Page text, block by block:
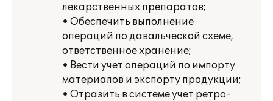
лекарственных препаратов;
• Обеспечить выполнение
операций по давальческой схеме,
ответственное хранение;
• Вести учет операций по импорту
материалов и экспорту продукции;
• Отразить в системе учет ретро-